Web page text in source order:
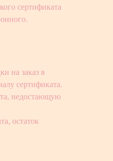
сертификата
на заказ в
сертификата.
недостающую
остаток